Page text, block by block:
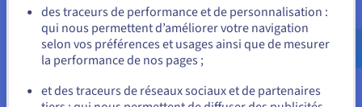
Flexibilité
Nos services s'ajustent dynamiquement à vos besoins grâce à
Allez sur le site États-Unis
us.ovhcloud.com/
Anglais USD - $
ou
des traceurs de performance et de personnalisation :
qui nous permettent d’améliorer votre navigation
selon vos préférences et usages ainsi que de mesurer
la performance de nos pages ;
et des traceurs de réseaux sociaux et de partenaires